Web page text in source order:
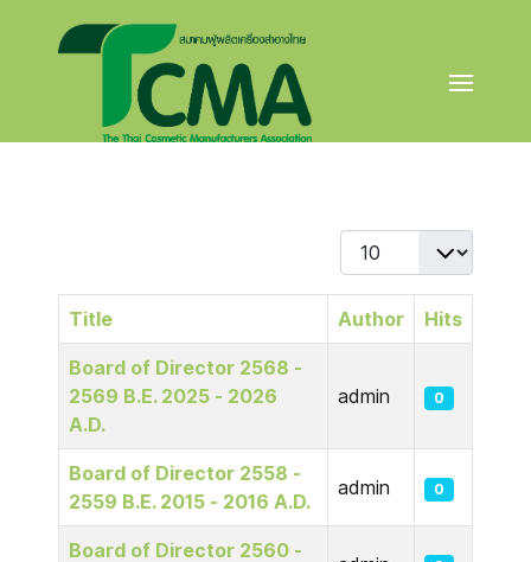
Display #
Articles
Title Author Hits
Board of Director 2568 -
2569 B.E. 2025 - 2026
A.D.
admin 0
Board of Director 2558 -
2559 B.E. 2015 - 2016 A.D.
admin 0
Board of Director 2560 -